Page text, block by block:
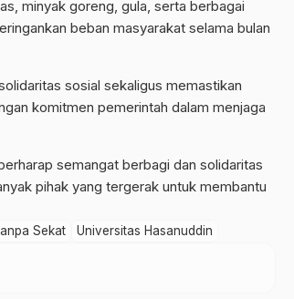
minyak goreng, gula, serta berbagai
beban masyarakat selama bulan
sosial sekaligus memastikan
komitmen pemerintah dalam menjaga
semangat berbagi dan solidaritas
pihak yang tergerak untuk membantu
Sekat Universitas Hasanuddin